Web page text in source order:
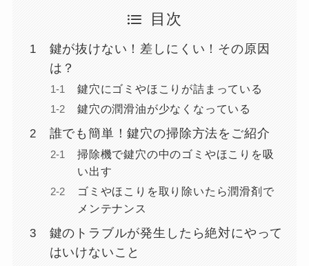
目次
鍵が抜けない！差しにくい！その原因
は？
鍵穴にゴミやほこりが詰まっている
鍵穴の潤滑油が少なくなっている
誰でも簡単！鍵穴の掃除方法をご紹介
掃除機で鍵穴の中のゴミやほこりを吸
い出す
ゴミやほこりを取り除いたら潤滑剤で
メンテナンス
鍵のトラブルが発生したら絶対にやって
はいけないこと